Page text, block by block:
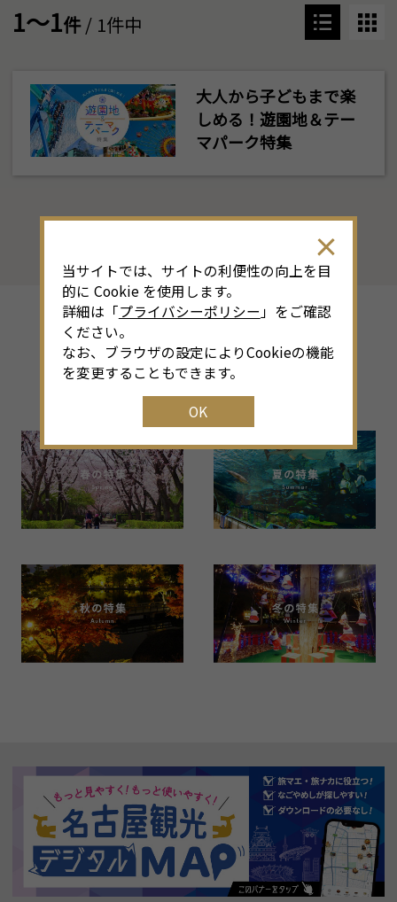
1～1件/ 1件中
大人から子どもまで楽
しめる！遊園地＆テー
マパーク特集
その他のシーズン特集
当サイトでは、サイトの利便性の向上を目
的に Cookie を使用します。
詳細は「プライバシーポリシー 」をご確認
ください。
なお、ブラウザの設定によりCookieの機能
を変更することもできます。
OK